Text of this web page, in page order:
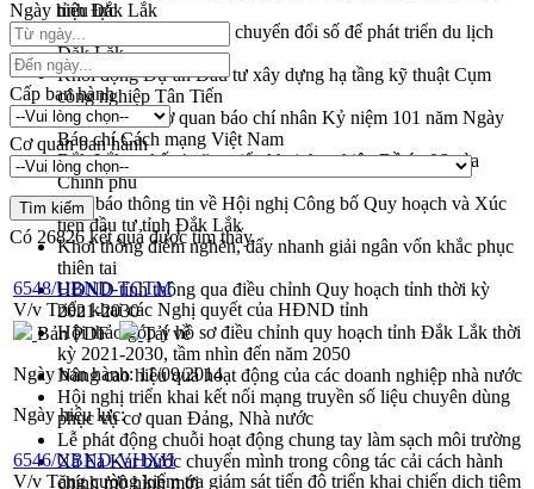
tỉnh Đắk Lắk
Kết nối tour, đẩy mạnh chuyển đổi số để phát triển du lịch
Đắk Lắk
Khởi động Dự án Đầu tư xây dựng hạ tầng kỹ thuật Cụm
công nghiệp Tân Tiến
Gặp mặt các cơ quan báo chí nhân Kỷ niệm 101 năm Ngày
Báo chí Cách mạng Việt Nam
Đắk Lắk sơ kết 4 năm triển khai thực hiện Đề án 06 của
Chính phủ
Họp báo thông tin về Hội nghị Công bố Quy hoạch và Xúc
tiến đầu tư tỉnh Đắk Lắk
Khơi thông điểm nghẽn, đẩy nhanh giải ngân vốn khắc phục
thiên tai
HĐND tỉnh thông qua điều chỉnh Quy hoạch tỉnh thời kỳ
2021-2030
Hội thảo góp ý hồ sơ điều chỉnh quy hoạch tỉnh Đắk Lắk thời
kỳ 2021-2030, tầm nhìn đến năm 2050
Nâng cao hiệu quả hoạt động của các doanh nghiệp nhà nước
Hội nghị triển khai kết nối mạng truyền số liệu chuyên dùng
phục vụ cơ quan Đảng, Nhà nước
Lễ phát động chuỗi hoạt động chung tay làm sạch môi trường
Xã Ea Kar bước chuyển mình trong công tác cải cách hành
chính mô hình mới
Ngày hiệu lực
Cấp ban hành
Cơ quan ban hành
Có 26826kết quả được tìm thấy
6548/UBND-TCTM
V/v Triển khai các Nghị quyết của HĐND tỉnh
Bản PDF
Tải về
Ngày ban hành:11/09/2014
Ngày hiệu lực:
6546/UBND-VHXH
V/v Tăng cường kiểm tra giám sát tiến độ triển khai chiến dịch tiêm